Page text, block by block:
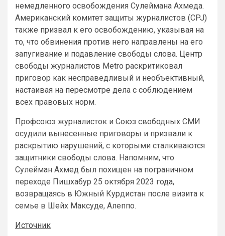
немедленного освобождения Сулеймана Ахмеда.
Американский комитет защиты журналистов (CPJ)
также призвал к его освобождению, указывая на
то, что обвинения против него направлены на его
запугивание и подавление свободы слова. Центр
свободы журналистов Metro раскритиковал
приговор как несправедливый и необъективный,
настаивая на пересмотре дела с соблюдением
всех правовых норм.
Профсоюз журналисток и Союз свободных СМИ
осудили вынесенные приговоры и призвали к
раскрытию нарушений, с которыми сталкиваются
защитники свободы слова. Напомним, что
Сулейман Ахмед был похищен на пограничном
переходе Пишхабур 25 октября 2023 года,
возвращаясь в Южный Курдистан после визита к
семье в Шейх Максуде, Алеппо.
Источник